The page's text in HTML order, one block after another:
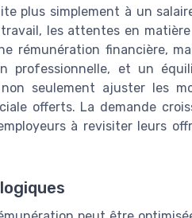
plus simplement à un
les attentes en
rémunération financière,
professionnelle, et un
seulement ajuster les
offerts. La demande
à revisiter leurs